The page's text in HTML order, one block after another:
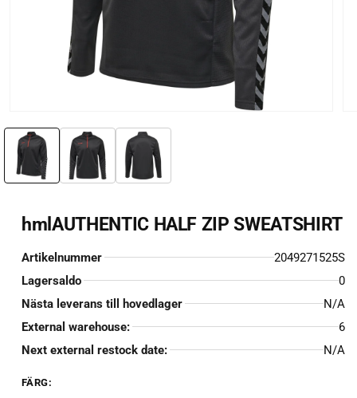
mediet
modalfönster
hmlAUTHENTIC HALF ZIP SWEATSHIRT
Artikelnummer
2049271525S
Lagersaldo
0
Nästa leverans till hovedlager
N/A
External warehouse:
6
Next external restock date:
N/A
FÄRG: